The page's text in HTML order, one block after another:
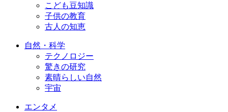
こども豆知識
子供の教育
古人の知恵
自然・科学
テクノロジー
驚きの研究
素晴らしい自然
宇宙
エンタメ